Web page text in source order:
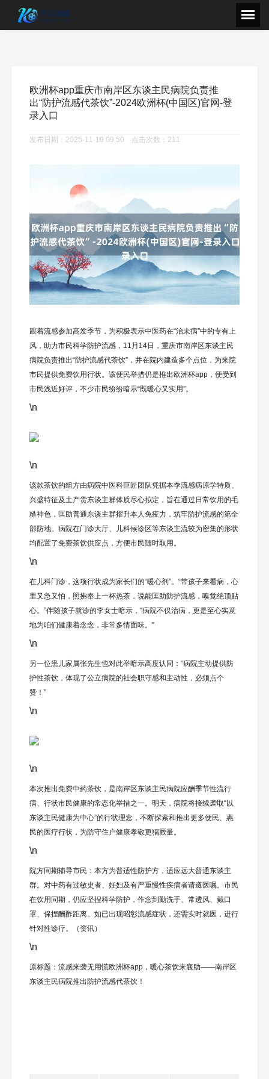
欧洲杯app重庆市南岸区东谈主民病院负责推
出“防护流感代茶饮”-2024欧洲杯(中国区)官网-登
录入口
发布日期：2025-11-19 09:50 点击次数：211
跟着流感参加高发季节，为积极表示中医药在“治未病”中的专有上
风，助力市民科学防护流感，11月14日，重庆市南岸区东谈主民
病院负责推出“防护流感代茶饮”，并在院内建造多个点位，为来院
市民提供免费饮用行状。该便民举措仍是推出欧洲杯app，便受到
市民浅近好评，不少市民纷纷暗示“既暖心又实用”。
\n
\n
该款茶饮的组方由病院中医科巨匠团队凭据本季流感病原学特质、
兴盛特征及土产货东谈主群体质尽心拟定，旨在通过日常饮用的毛
糙神色，匡助普通东谈主群擢升本人免疫力，筑牢防护流感的第全
部防地。病院在门诊大厅、儿科候诊区等东谈主流较为密集的形状
均配置了免费茶饮供应点，方便市民随时取用。
\n
在儿科门诊，这项行状成为家长们的“暖心剂”。“带孩子来看病，心
里又急又怕，照拂奉上一杯热茶，说能匡助防护流感，嗅觉绝顶贴
心。”伴随孩子就诊的李女士暗示，“病院不仅治病，更是至心实意
地为咱们健康着念念，非常多情面味。”
\n
另一位患儿家属张先生也对此举暗示高度认同：“病院主动提供防
护性茶饮，体现了公立病院的社会职守感和主动性，必须点个
赞！”
\n
\n
本次推出免费中药茶饮，是南岸区东谈主民病院应酬季节性流行
病、行状市民健康的常态化举措之一。明天，病院将接续袭取“以
东谈主民健康为中心”的行状理念，不断探索和推出更多便民、惠
民的医疗行状，为防守住户健康孝敬更猖厥量。
\n
院方同期辅导市民：本方为普适性防护方，适应远大普通东谈主
群。对中药有过敏史者、妊妇及有严重慢性疾病者请遵医嘱。市民
在饮用同期，仍应坚捏科学防护，作念到勤洗手、常透风、戴口
罩、保捏酬酢距离。如已出现昭彰流感症状，还需实时就医，进行
针对性诊疗。（资讯）
\n
原标题：流感来袭无用慌欧洲杯app，暖心茶饮来襄助——南岸区
东谈主民病院推出防护流感代茶饮！